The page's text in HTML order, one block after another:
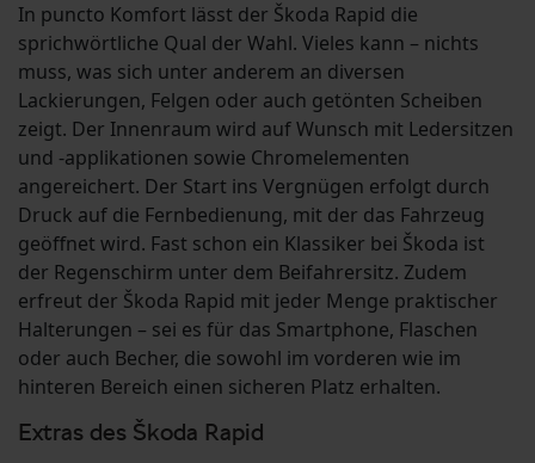
In puncto Komfort lässt der Škoda Rapid die
sprichwörtliche Qual der Wahl. Vieles kann – nichts
muss, was sich unter anderem an diversen
Lackierungen, Felgen oder auch getönten Scheiben
zeigt. Der Innenraum wird auf Wunsch mit Ledersitzen
und -applikationen sowie Chromelementen
angereichert. Der Start ins Vergnügen erfolgt durch
Druck auf die Fernbedienung, mit der das Fahrzeug
geöffnet wird. Fast schon ein Klassiker bei Škoda ist
der Regenschirm unter dem Beifahrersitz. Zudem
erfreut der Škoda Rapid mit jeder Menge praktischer
Halterungen – sei es für das Smartphone, Flaschen
oder auch Becher, die sowohl im vorderen wie im
hinteren Bereich einen sicheren Platz erhalten.
Extras des Škoda Rapid